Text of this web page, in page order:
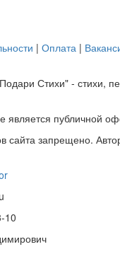
| Оплата |
Стихи" - стихи,
публичной
сайта запрещено.
10